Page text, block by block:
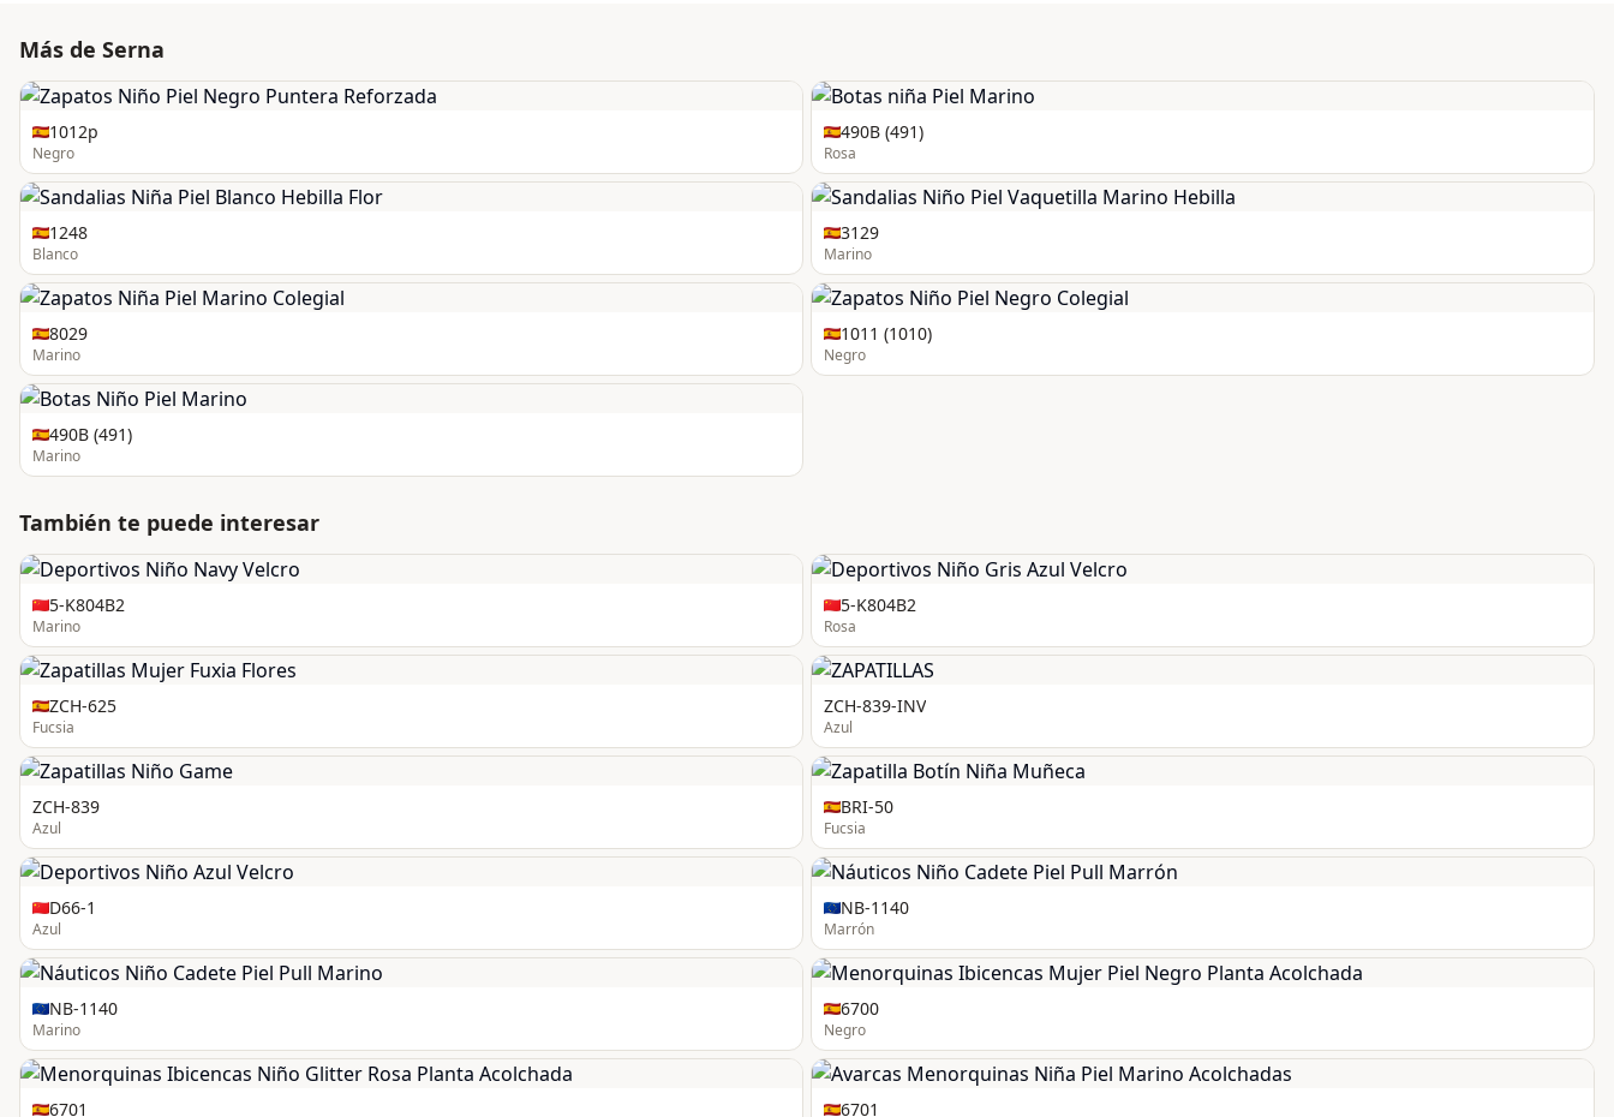
Más de Serna
1012p
Negro
490B (491)
Rosa
1248
Blanco
3129
Marino
8029
Marino
1011 (1010)
Negro
490B (491)
Marino
También te puede interesar
5-K804B2
Marino
5-K804B2
Rosa
ZCH-625
Fucsia
ZCH-839-INV
Azul
ZCH-839
Azul
BRI-50
Fucsia
D66-1
Azul
NB-1140
Marrón
NB-1140
Marino
6700
Negro
6701 6701